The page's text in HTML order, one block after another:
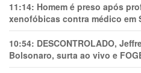
11:14: Homem é preso após
xenofóbicas contra médico em
10:54: DESCONTROLADO,
Bolsonaro, surta ao vivo e